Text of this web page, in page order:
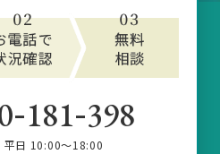
-181-398
平日 10:00～18:00